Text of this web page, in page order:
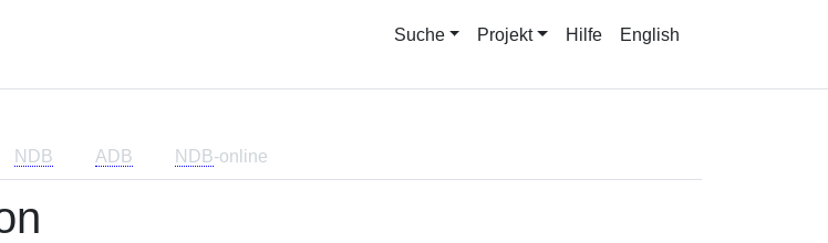
Suche Projekt Hilfe English
NDB ADB NDB-online